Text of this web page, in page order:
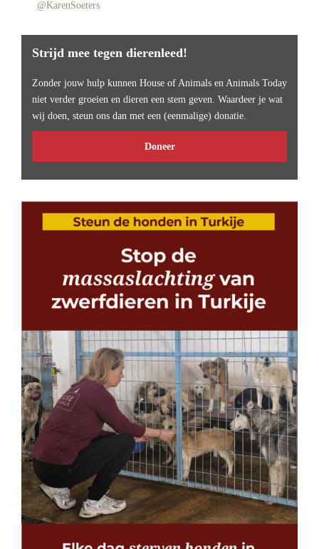
@KarenSoeters
Strijd mee tegen dierenleed!
Zonder jouw hulp kunnen House of Animals en Animals Today
niet verder groeien en dieren een stem geven. Waardeer je wat
wij doen, steun ons dan met een (eenmalige) donatie.
Doneer